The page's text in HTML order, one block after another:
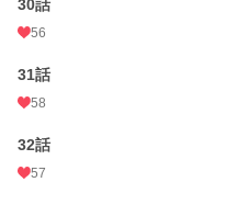
30話
56
31話
58
32話
57